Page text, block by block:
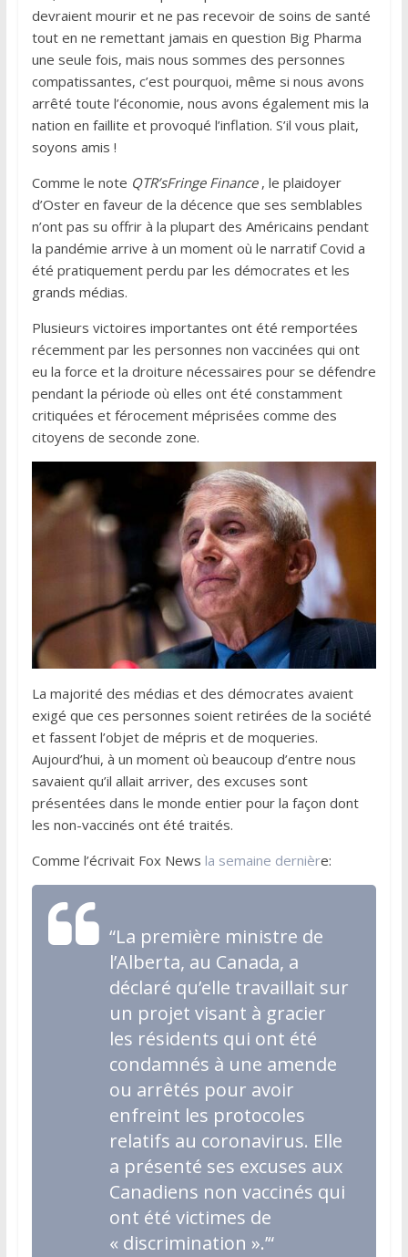
devraient mourir et ne pas recevoir de soins de santé
tout en ne remettant jamais en question Big Pharma
une seule fois, mais nous sommes des personnes
compatissantes, c’est pourquoi, même si nous avons
arrêté toute l’économie, nous avons également mis la
nation en faillite et provoqué l’inflation. S’il vous plait,
soyons amis !
Comme le note QTR’sFringe Finance, le plaidoyer
d’Oster en faveur de la décence que ses semblables
n’ont pas su offrir à la plupart des Américains pendant
la pandémie arrive à un moment où le narratif Covid a
été pratiquement perdu par les démocrates et les
grands médias.
Plusieurs victoires importantes ont été remportées
récemment par les personnes non vaccinées qui ont
eu la force et la droiture nécessaires pour se défendre
pendant la période où elles ont été constamment
critiquées et férocement méprisées comme des
citoyens de seconde zone.
La majorité des médias et des démocrates avaient
exigé que ces personnes soient retirées de la société
et fassent l’objet de mépris et de moqueries.
Aujourd’hui, à un moment où beaucoup d’entre nous
savaient qu’il allait arriver, des excuses sont
présentées dans le monde entier pour la façon dont
les non-vaccinés ont été traités.
Comme l’écrivait Fox News la semaine dernière:
“La première ministre de
l’Alberta, au Canada, a
déclaré qu’elle travaillait sur
un projet visant à gracier
les résidents qui ont été
condamnés à une amende
ou arrêtés pour avoir
enfreint les protocoles
relatifs au coronavirus. Elle
a présenté ses excuses aux
Canadiens non vaccinés qui
ont été victimes de
« discrimination ».’“